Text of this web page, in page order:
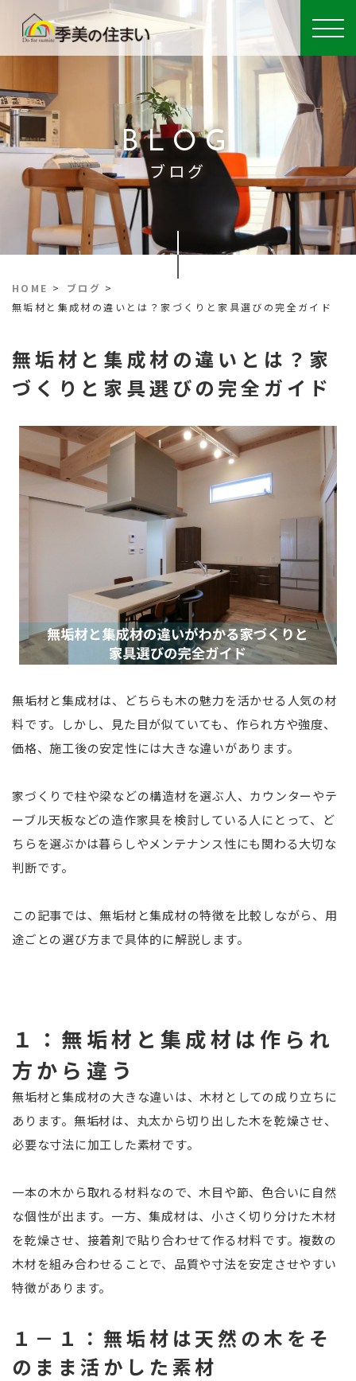
BLOG
ブログ
HOME > ブログ >
無垢材と集成材の違いとは？家づくりと家具選びの完全ガイド
無垢材と集成材の違いとは？家
づくりと家具選びの完全ガイド
無垢材と集成材は、どちらも木の魅力を活かせる人気の材
料です。しかし、見た目が似ていても、作られ方や強度、
価格、施工後の安定性には大きな違いがあります。
家づくりで柱や梁などの構造材を選ぶ人、カウンターやテ
ーブル天板などの造作家具を検討している人にとって、ど
ちらを選ぶかは暮らしやメンテナンス性にも関わる大切な
判断です。
この記事では、無垢材と集成材の特徴を比較しながら、用
途ごとの選び方まで具体的に解説します。
１：無垢材と集成材は作られ
方から違う
無垢材と集成材の大きな違いは、木材としての成り立ちに
あります。無垢材は、丸太から切り出した木を乾燥させ、
必要な寸法に加工した素材です。
一本の木から取れる材料なので、木目や節、色合いに自然
な個性が出ます。一方、集成材は、小さく切り分けた木材
を乾燥させ、接着剤で貼り合わせて作る材料です。複数の
木材を組み合わせることで、品質や寸法を安定させやすい
特徴があります。
１－１：無垢材は天然の木をそ
のまま活かした素材